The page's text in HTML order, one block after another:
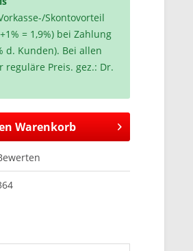
Skontovorteil
= 1,9%) bei Zahlung
d. Kunden). Bei allen
Preis. gez.: Dr.
Warenkorb